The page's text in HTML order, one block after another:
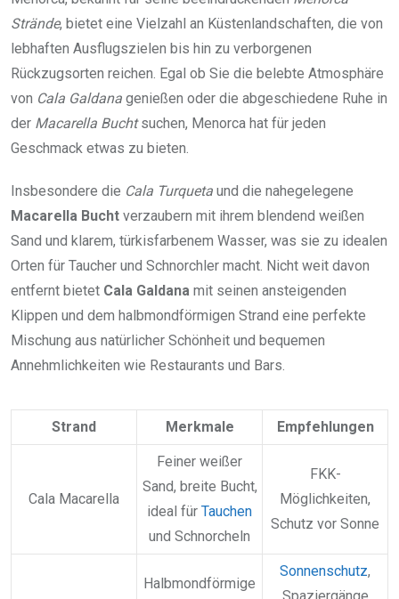
Strände, bietet eine Vielzahl an Küstenlandschaften, die von
lebhaften Ausflugszielen bis hin zu verborgenen
Rückzugsorten reichen. Egal ob Sie die belebte Atmosphäre
von Cala Galdana genießen oder die abgeschiedene Ruhe in
der Macarella Buchtsuchen, Menorca hat für jeden
Geschmack etwas zu bieten.
Insbesondere die Cala Turqueta und die nahegelegene
Macarella Bucht verzaubern mit ihrem blendend weißen
Sand und klarem, türkisfarbenem Wasser, was sie zu idealen
Orten für Taucher und Schnorchler macht. Nicht weit davon
entfernt bietet Cala Galdana mit seinen ansteigenden
Klippen und dem halbmondförmigen Strand eine perfekte
Mischung aus natürlicher Schönheit und bequemen
Annehmlichkeiten wie Restaurants und Bars.
Strand Merkmale Empfehlungen
Cala Macarella
Feiner weißer
Sand, breite Bucht,
ideal für Tauchen
und Schnorcheln
FKK-
Möglichkeiten,
Schutz vor Sonne
Halbmondförmige
Sonnenschutz,